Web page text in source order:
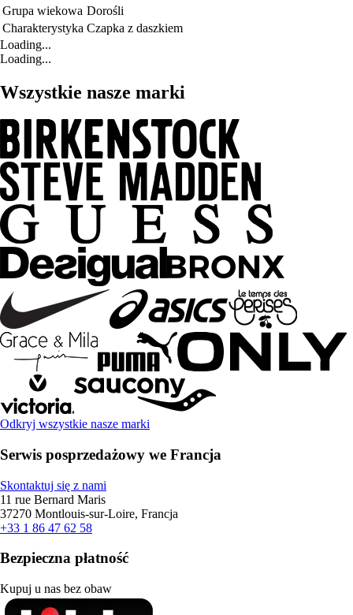
Grupa wiekowa Dorośli
Charakterystyka Czapka z daszkiem
Loading...
Loading...
Wszystkie nasze marki
Odkryj wszystkie nasze marki
Serwis posprzedażowy we Francja
Skontaktuj się z nami
11 rue Bernard Maris
37270 Montlouis-sur-Loire, Francja
+33 1 86 47 62 58
Bezpieczna płatność
Kupuj u nas bez obaw